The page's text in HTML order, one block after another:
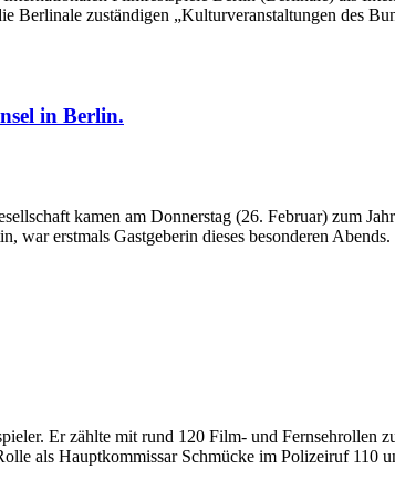
Berlinale zuständigen „Kulturveranstaltungen des
in Berlin.
kamen am Donnerstag (26. Februar) zum
erstmals Gastgeberin dieses besonderen
Er zählte mit rund 120 Film- und Fernsehrollen
als Hauptkommissar Schmücke im Polizeiruf